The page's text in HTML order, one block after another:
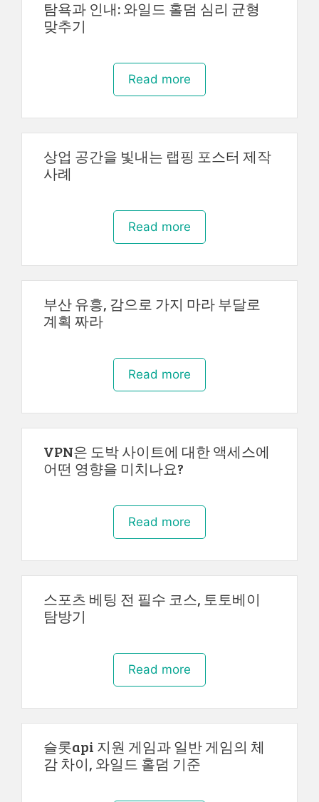
탐욕과 인내: 와일드 홀덤 심리 균형
맞추기
Read more
상업 공간을 빛내는 랩핑 포스터 제작
사례
Read more
부산 유흥, 감으로 가지 마라 부달로
계획 짜라
Read more
VPN은 도박 사이트에 대한 액세스에
어떤 영향을 미치나요?
Read more
스포츠 베팅 전 필수 코스, 토토베이
탐방기
Read more
슬롯api 지원 게임과 일반 게임의 체
감 차이, 와일드 홀덤 기준